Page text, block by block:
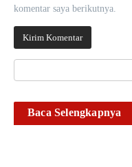
komentar saya berikutnya.
Baca Selengkapnya